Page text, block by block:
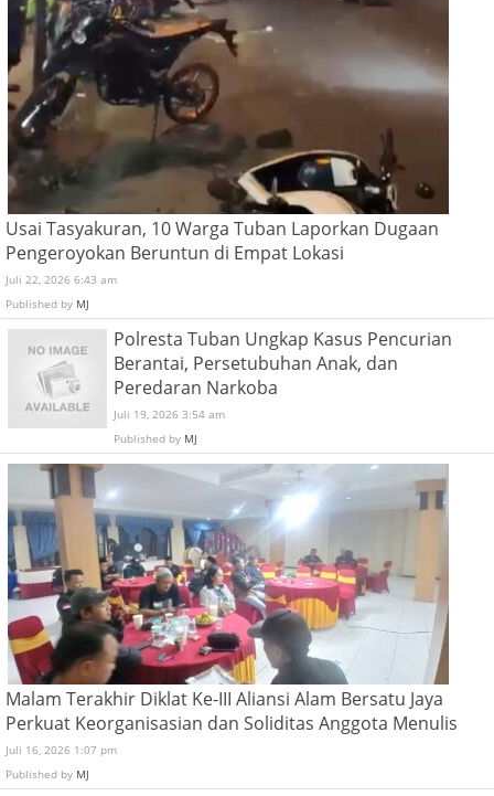
Usai Tasyakuran, 10 Warga Tuban Laporkan Dugaan
Pengeroyokan Beruntun di Empat Lokasi
Juli 22, 2026 6:43 am
Published by MJ
Polresta Tuban Ungkap Kasus Pencurian
Berantai, Persetubuhan Anak, dan
Peredaran Narkoba
Juli 19, 2026 3:54 am
Published by MJ
Malam Terakhir Diklat Ke-III Aliansi Alam Bersatu Jaya
Perkuat Keorganisasian dan Soliditas Anggota Menulis
Juli 16, 2026 1:07 pm
Published by MJ